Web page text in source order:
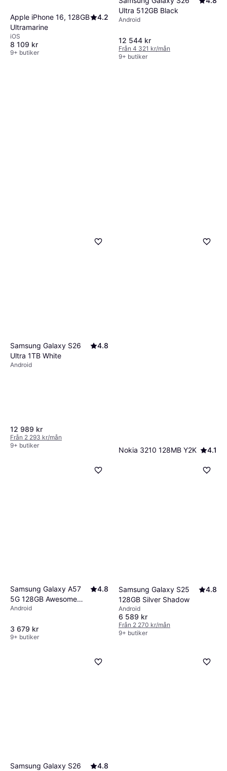
Apple iPhone 16, 128GB
Ultramarine
4.2
iOS
8 109 kr
9+ butiker
Ultra 512GB Black
Android
12 544 kr
Från 4 321 kr/mån
9+ butiker
Samsung Galaxy S26
Ultra 1TB White
4.8
Android
12 989 kr
Från 2 293 kr/mån
9+ butiker
Nokia 3210 128MB Y2K
4.1
Samsung Galaxy A57
5G 128GB Awesome
Gray
4.8
Android
3 679 kr
9+ butiker
Samsung Galaxy S25
128GB Silver Shadow
4.8
Android
6 589 kr
Från 2 270 kr/mån
9+ butiker
Samsung Galaxy S26
4.8